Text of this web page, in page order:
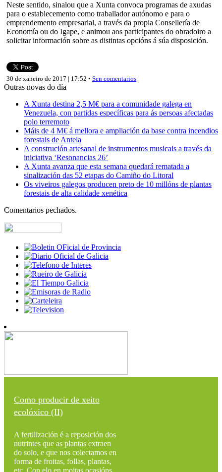
Neste sentido, sinalou que a Xunta convoca programas de axudas
para o establecemento como traballador autónomo e para o
emprendemento empresarial, a través da propia Consellería de
Economía ou do Igape, e animou aos participantes do obradoiro a
solicitar información sobre as distintas opcións á súa disposición.
30 de xaneiro de 2017 | 17:52 • Sen comentarios
Outras novas do día
A Xunta destina 2,5 M€ para a comunidade galega en
Venezuela, con partidas específicas para ás persoas afectadas
polo terremoto
Máis de 4 M€ á mellora e ampliación da base contra incendios
forestais de Antela
A construción artesanal de instrumentos musicais a través da
iniciativa ‘Resonancias 26’
A Xunta avanza que esta semana quedará rematada a
sinalización das 52 etapas do Camiño do Litoral
Os viveiros galegos producen preto de 10 millóns de plantas
forestais de alta calidade xenética
Comentarios pechados.
Como producir de xeito
ecolóxico (II)
A fertilización é a reposición dos
nutrintes que as plantas extraen
do solo, e que nos colectamos en
forma de froitas, follas, plantas,
etc. Con elo en moitas ocasións